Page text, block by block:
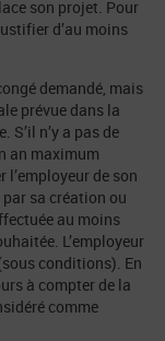
son projet. Pour
d’au moins
demandé, mais
prévue dans la
S’il n’y a pas de
an maximum
de son
sa création ou
au moins
L’employeur
conditions). En
à compter de la
comme